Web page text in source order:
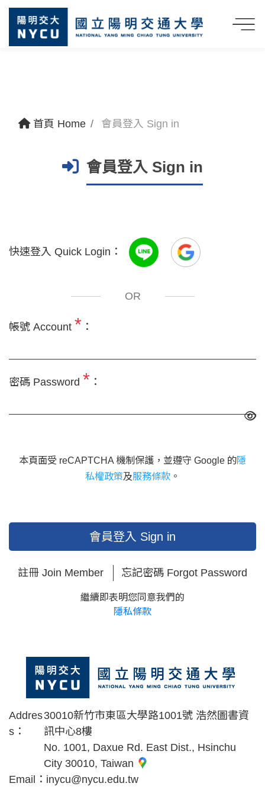
首頁 Home 會員登入 Sign in
會員登入 Sign in
快速登入 Quick Login：
OR
帳號 Account * ：
密碼 Password * ：
本頁面受 reCAPTCHA 機制保護，並遵守 Google 的隱
私權政策及服務條款 。
會員登入 Sign in
註冊 Join Member 忘記密碼 Forgot Password
繼續即表明您同意我們的
隱私條款
Addres
s：
30010新竹市東區大學路1001號 浩然圖書資
訊中心8樓
No. 1001, Daxue Rd. East Dist., Hsinchu
City 30010, Taiwan
Email： inycu@nycu.edu.tw